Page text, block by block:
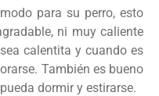
para su perro, esto
ni muy caliente
calentita y cuando es
También es bueno
dormir y estirarse.